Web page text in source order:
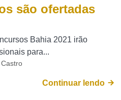
são ofertadas
Bahia 2021 irão
para...
Continuar lendo